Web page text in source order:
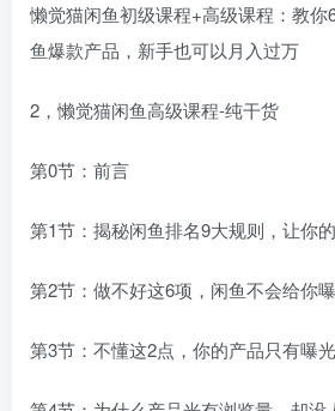
懒觉猫闲鱼初级课程+高级课程：教你
鱼爆款产品，新手也可以月入过万
2，懒觉猫闲鱼高级课程-纯干货
第0节：前言
第1节：揭秘闲鱼排名9大规则，让你
第2节：做不好这6项，闲鱼不会给你
第3节：不懂这2点，你的产品只有曝